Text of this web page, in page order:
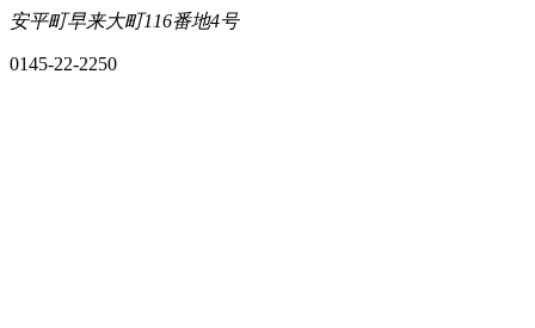
安平町早来大町116番地4号
0145-22-2250